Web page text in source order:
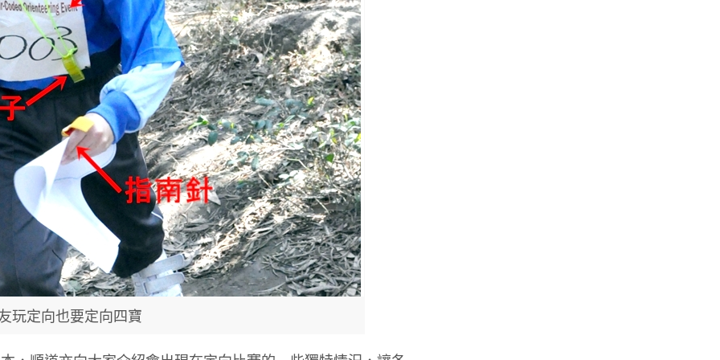
玩定向也要定向四寶